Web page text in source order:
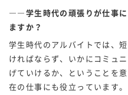
――学生時代の頑張りが仕事に
ますか？
学生時代のアルバイトでは、
ければならず、いかにコミュ
げていけるか、ということを
在の仕事にも役立っています